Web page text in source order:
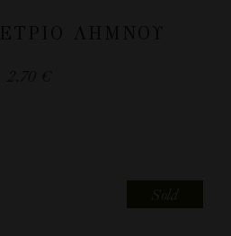
ΛΉΜΝΟΥ
2.70 €
Sold